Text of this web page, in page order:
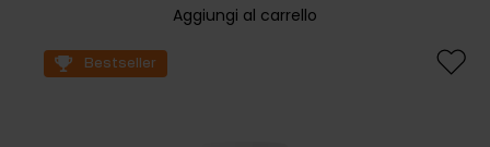
Aggiungi al carrello
Bestseller